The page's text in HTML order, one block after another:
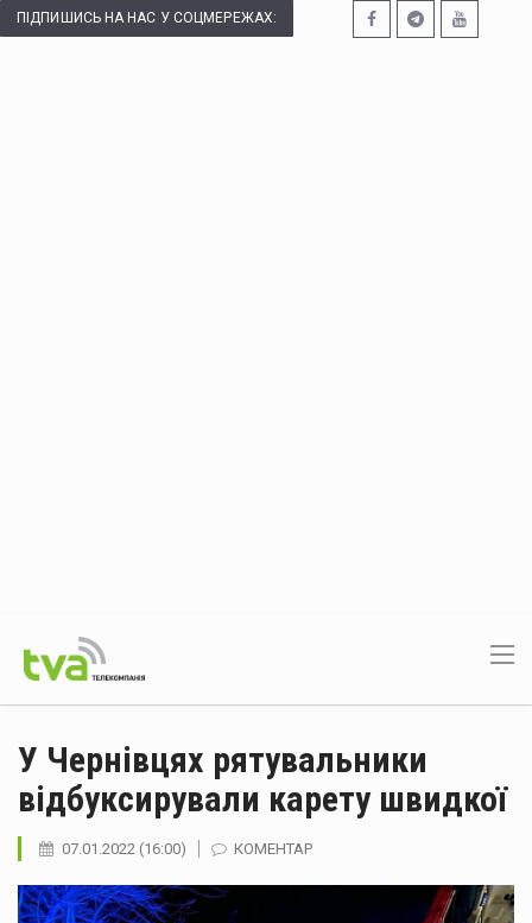
ПІДПИШИСЬ НА НАС У СОЦМЕРЕЖАХ:
У Чернівцях рятувальники
відбуксирували карету швидкої
07.01.2022 (16:00) КОМЕНТАР